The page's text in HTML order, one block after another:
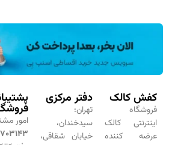
کفش کالک
فروشگاه
اینترنتی کالک
عرضه کننده
دفتر مرکزی
تهران؛
سیدخندان،
خیابان شقاقی،
امور